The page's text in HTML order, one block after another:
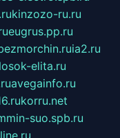
kinzozo-ru.ru
eugrus.pp.ru
ia2.ru
elita.ru
avegainfo.ru
korru.net
suo.spb.ru